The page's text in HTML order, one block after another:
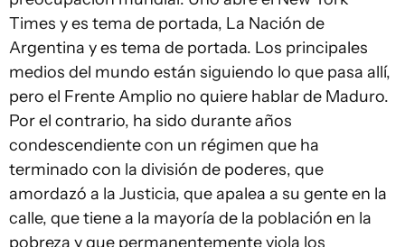
Times y es tema de portada, La Nación de
Argentina y es tema de portada. Los principales
medios del mundo están siguiendo lo que pasa allí,
pero el Frente Amplio no quiere hablar de Maduro.
Por el contrario, ha sido durante años
condescendiente con un régimen que ha
terminado con la división de poderes, que
amordazó a la Justicia, que apalea a su gente en la
calle, que tiene a la mayoría de la población en la
pobreza y que permanentemente viola los